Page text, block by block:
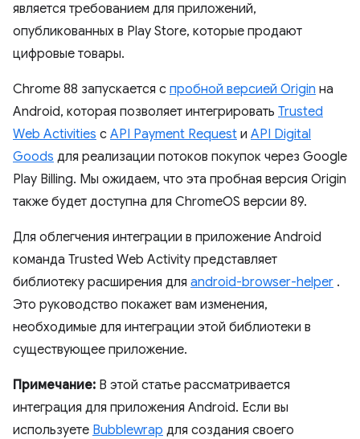
является требованием для приложений,
опубликованных в Play Store, которые продают
цифровые товары.
Chrome 88 запускается с пробной версией Origin на
Android, которая позволяет интегрировать Trusted
Web Activities с API Payment Request и API Digital
Goods для реализации потоков покупок через Google
Play Billing. Мы ожидаем, что эта пробная версия Origin
также будет доступна для ChromeOS версии 89.
Для облегчения интеграции в приложение Android
команда Trusted Web Activity представляет
библиотеку расширения для android-browser-helper .
Это руководство покажет вам изменения,
необходимые для интеграции этой библиотеки в
существующее приложение.
Примечание: В этой статье рассматривается
интеграция для приложения Android. Если вы
используете Bubblewrap для создания своего